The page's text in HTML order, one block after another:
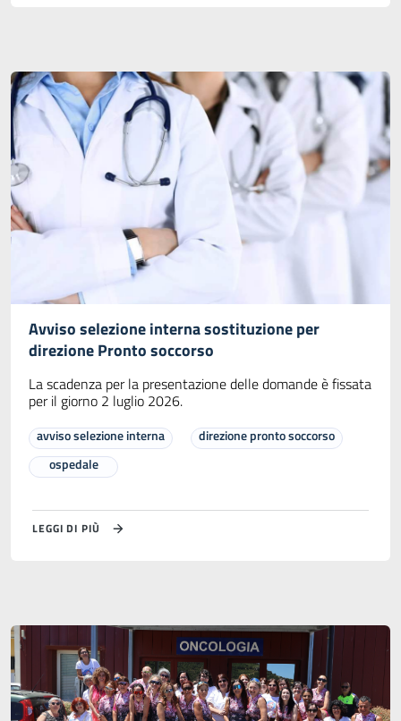
Avviso selezione interna sostituzione per
direzione Pronto soccorso
La scadenza per la presentazione delle domande è fissata
per il giorno 2 luglio 2026.
avviso selezione interna
direzione pronto soccorso
ospedale
LEGGI DI PIÙ